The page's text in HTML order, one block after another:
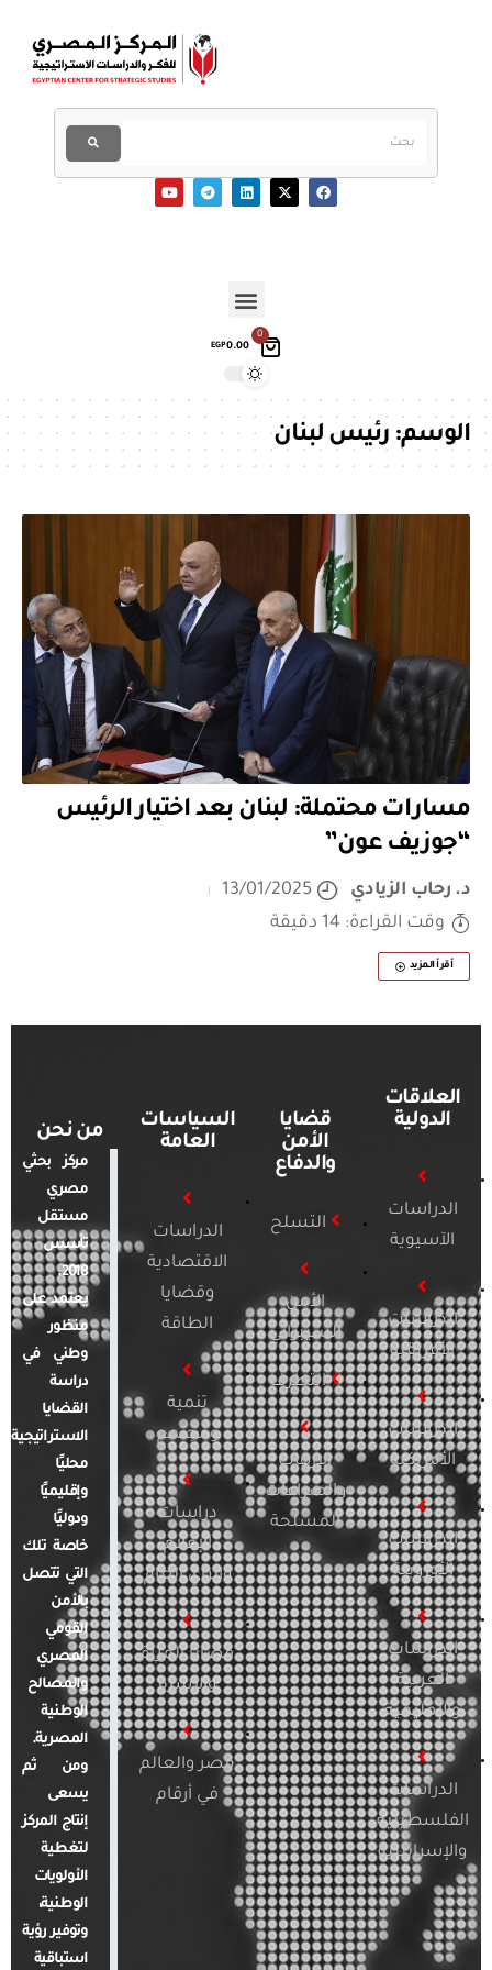
0
EGP0.00
الوسم:رئيس لبنان
مسارات محتملة: لبنان بعد اختيار الرئيس
“جوزيف عون”
د. رحاب الزيادي
13/01/2025
وقت القراءة: 14 دقيقة
أقرأ المزيد
العلاقات
الدولية
الدراسات
الآسيوية
الدراسات
الأفريقية
الدراسات
الأمريكية
الدراسات
الأوروبية
الدراسات
العربية
والإقليمية
الدراسات
الفلسطينية
والإسرائيلية
قضايا
الأمن
والدفاع
التسلح
الأمن
السيبراني
التطرف
الإرهاب
والصراعات
المسلحة
السياسات
العامة
الدراسات
الاقتصادية
وقضايا
الطاقة
تنمية
ومجتمع
دراسات
الإعلام
والرأي العام
قضايا المرأة
والأسرة
مصر والعالم
في أرقام
من نحن
مركز بحثي
مصري
مستقل
تأسس
2018.
يعتمد على
منظور
وطني في
دراسة
القضايا
الاستراتيجية
محليًا
وإقليميًا
ودوليًا
خاصة تلك
التي تتصل
بالأمن
القومي
المصري
والمصالح
الوطنية
المصرية.
ومن ثم
يسعى
إنتاج المركز
لتغطية
الأولويات
الوطنية،
وتوفير رؤية
استباقية